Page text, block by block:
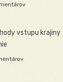
vstupu krajiny